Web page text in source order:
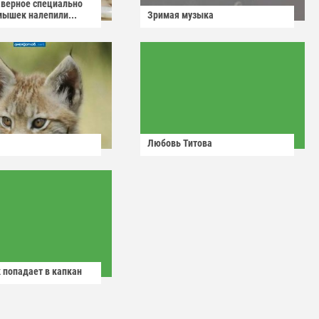
специально
налепили...
Зримая музыка
Любовь Титова
попадает в капкан